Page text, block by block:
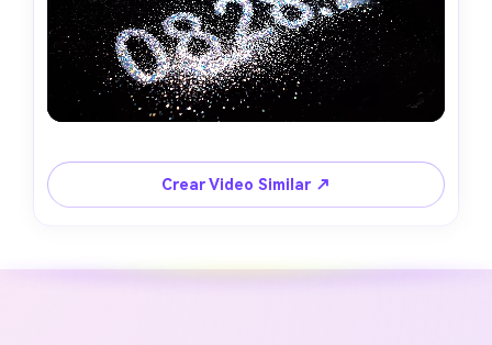
Crear Video Similar ↗